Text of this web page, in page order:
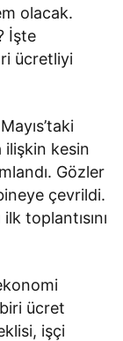
olacak.
İşte
ücretliyi
ilişkin kesin
Gözler
çevrildi.
toplantısını
ücret
işçi